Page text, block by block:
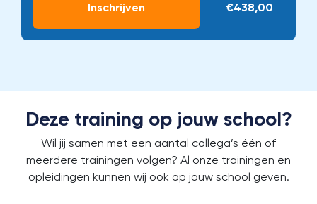
Inschrijven €438,00
Deze training op jouw school?
Wil jij samen met een aantal collega’s één of
meerdere trainingen volgen? Al onze trainingen en
opleidingen kunnen wij ook op jouw school geven.